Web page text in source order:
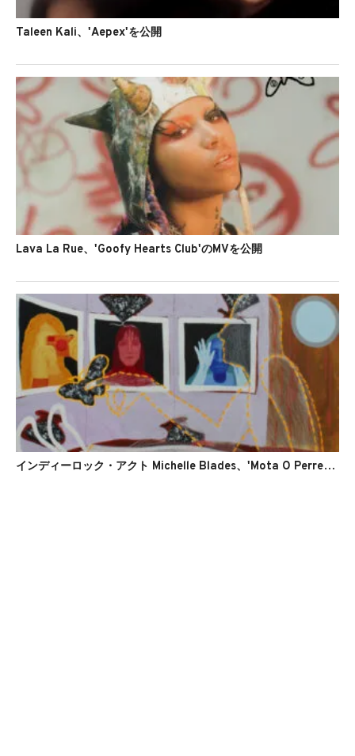
Taleen Kali、'Aepex'を公開
Lava La Rue、'Goofy Hearts Club'のMVを公開
インディーロック・アクト Michelle Blades、'Mota O Perreo'のMVを公開